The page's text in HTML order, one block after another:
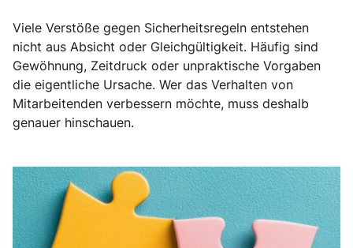
Viele Verstöße gegen Sicherheitsregeln entstehen
nicht aus Absicht oder Gleichgültigkeit. Häufig sind
Gewöhnung, Zeitdruck oder unpraktische Vorgaben
die eigentliche Ursache. Wer das Verhalten von
Mitarbeitenden verbessern möchte, muss deshalb
genauer hinschauen.